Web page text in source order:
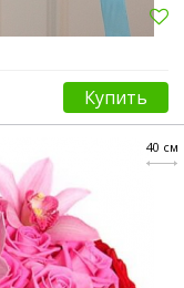
Купить
40 см